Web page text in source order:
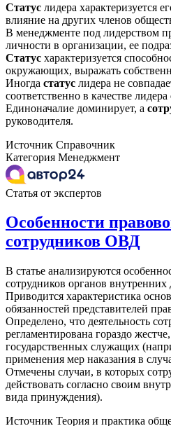
Статус лидера характеризуется
влияние на других членов
В менеджменте под лидерством
личности в организации, ее
Статус характеризуется
окружающих, выражать
Иногда статус лидера не
соответственно в качестве лидера
Единоначалие доминирует, а
руководителя.
Источник Справочник
Категория Менеджмент
Статья от экспертов
Особенности
сотрудников ОВД
В статье анализируются
сотрудников органов
Приводится характеристика
обязанностей представителей
Определено, что деятельность
регламентирована гораздо
государственных служащих
применения мер наказания в
Отмечены случаи, в которых
действовать согласно своим
вида принуждения).
Источник Теория и практика